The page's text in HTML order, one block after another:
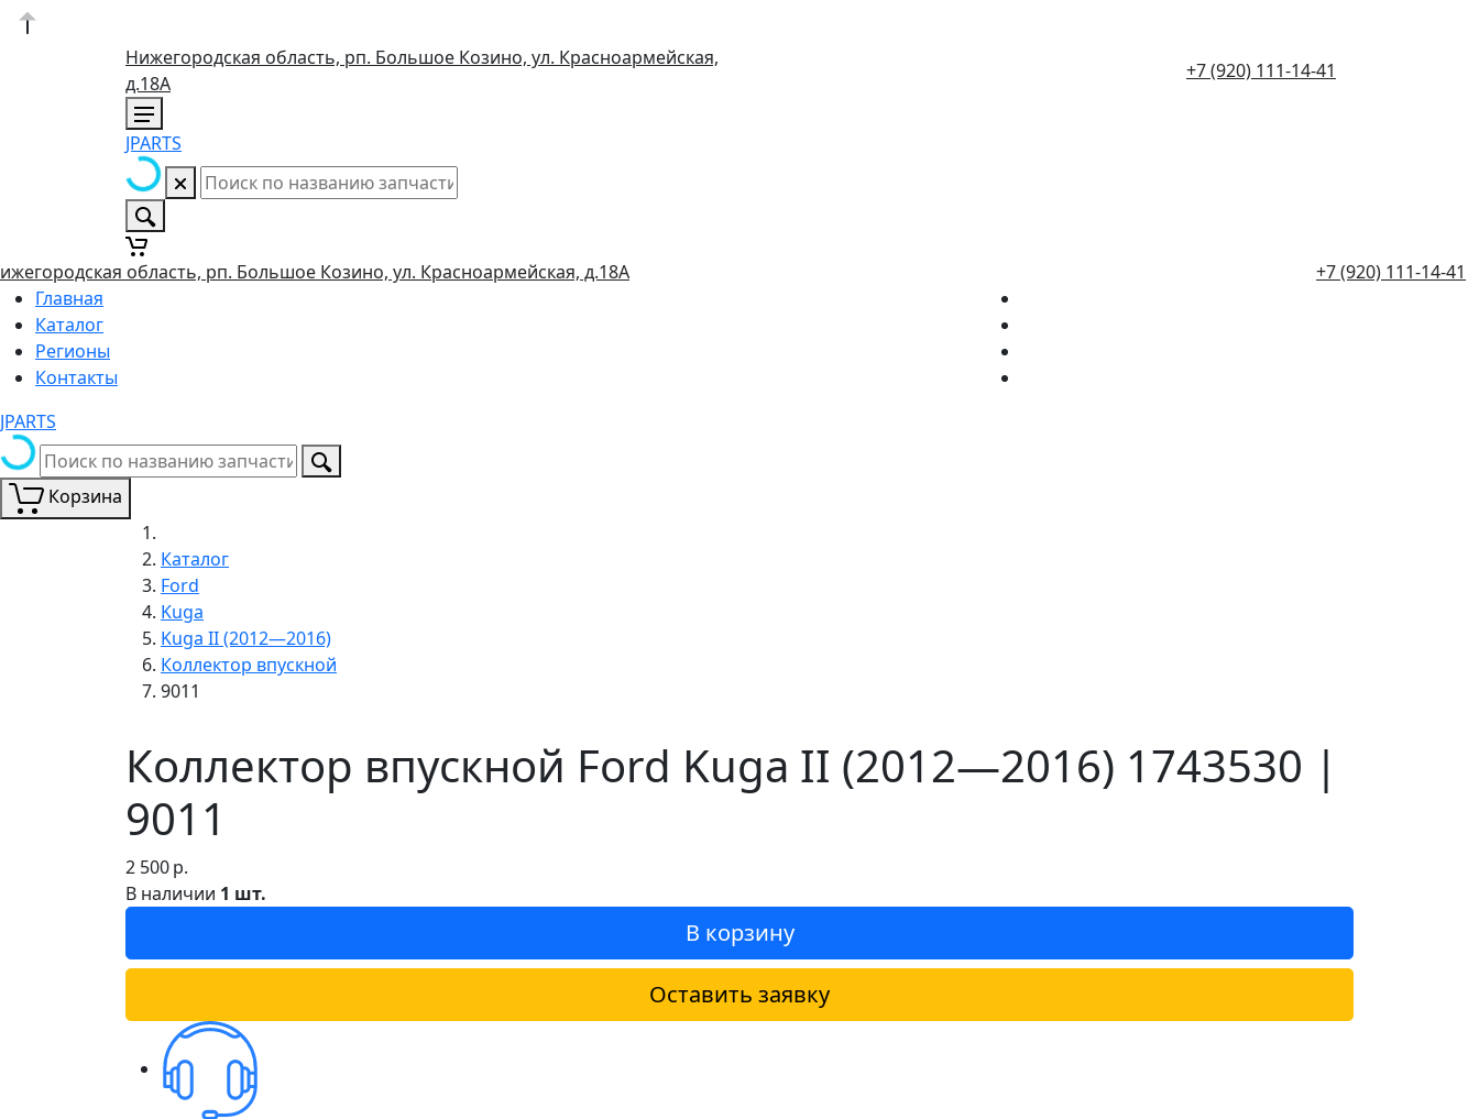
Нижегородская область, рп. Большое Козино, ул. Красноармейская,
д.18А
+7 (920) 111-14-41
JPARTS
область, рп. Большое Козино, ул. Красноармейская, д.18А
+7 (920) 111-14-41
Главная
Каталог
Регионы
Контакты
JPARTS
Корзина
Каталог
Ford
Kuga
Kuga II (2012—2016)
Коллектор впускной
9011
Коллектор впускной Ford Kuga II (2012—2016) 1743530 |
9011
2 500р.
В наличии 1 шт.
В корзину
Оставить заявку